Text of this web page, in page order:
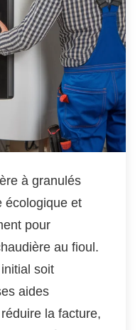
à granulés
écologique et
pour
au fioul.
soit
aides
la facture,